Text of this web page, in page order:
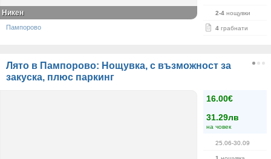
2-4 нощувки
4 грабнати
Никен
Пампорово
Лято в Пампорово: Нощувка, с възможност за
закуска, плюс паркинг
16.00€
31.29лв
на човек
25.06-30.09